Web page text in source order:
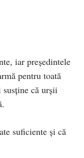
iar președintele
pentru toată
că urșii
suficiente și că